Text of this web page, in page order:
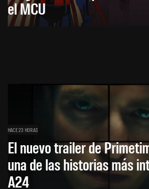
el MCU
HACE 23 HORAS
El nuevo trailer de
una de las historias más
A24